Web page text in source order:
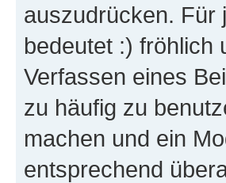
auszudrücken. Für
bedeutet :) fröhlich
Verfassen eines
zu häufig zu
machen und ein
entsprechend